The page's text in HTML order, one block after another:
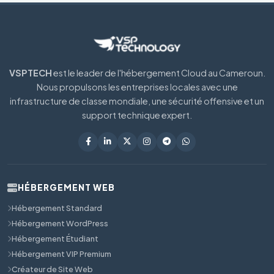
VSPTECHest le leader de l'hébergement Cloud au Cameroun.
Nous propulsons les entreprises locales avec une
infrastructure de classe mondiale, une sécurité offensive et un
support technique expert.
HÉBERGEMENT WEB
Hébergement Standard
Hébergement WordPress
Hébergement Étudiant
Hébergement VIP Premium
Créateur de Site Web